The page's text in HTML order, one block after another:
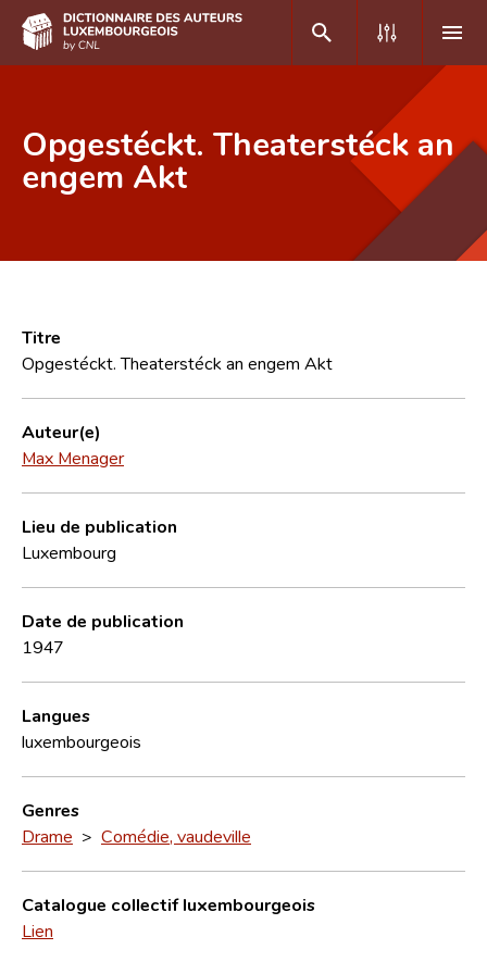
DE FR
Accueil
Foire aux questions
CNL
Équipe scientifique
Contact
Opgestéckt. Theaterstéck an
engem Akt
Titre
Opgestéckt. Theaterstéck an engem Akt
Auteur(e)
Max Menager
Lieu de publication
Luxembourg
Date de publication
1947
Langues
luxembourgeois
Genres
Drame > Comédie, vaudeville
Catalogue collectif luxembourgeois
Lien